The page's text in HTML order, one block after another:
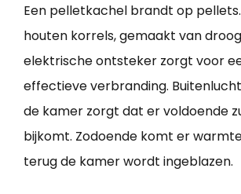
Een pelletkachel brandt op
houten korrels, gemaakt van
elektrische ontsteker zorgt voor
effectieve verbranding.
de kamer zorgt dat er voldoende
bijkomt. Zodoende komt er
terug de kamer wordt ingeblazen.